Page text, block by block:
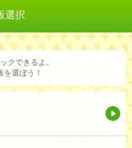
選択
クできるよ。
を選ぼう！